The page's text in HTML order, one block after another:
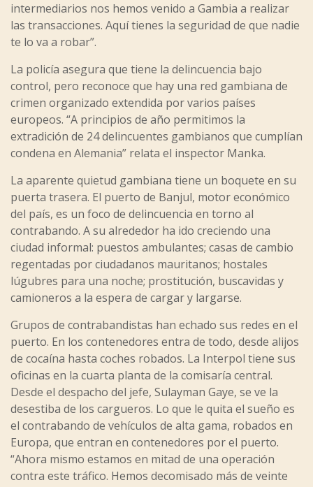
intermediarios nos hemos venido a Gambia a realizar
las transacciones. Aquí tienes la seguridad de que nadie
te lo va a robar”.
La policía asegura que tiene la delincuencia bajo
control, pero reconoce que hay una red gambiana de
crimen organizado extendida por varios países
europeos. “A principios de año permitimos la
extradición de 24 delincuentes gambianos que cumplían
condena en Alemania” relata el inspector Manka.
La aparente quietud gambiana tiene un boquete en su
puerta trasera. El puerto de Banjul, motor económico
del país, es un foco de delincuencia en torno al
contrabando. A su alrededor ha ido creciendo una
ciudad informal: puestos ambulantes; casas de cambio
regentadas por ciudadanos mauritanos; hostales
lúgubres para una noche; prostitución, buscavidas y
camioneros a la espera de cargar y largarse.
Grupos de contrabandistas han echado sus redes en el
puerto. En los contenedores entra de todo, desde alijos
de cocaína hasta coches robados. La Interpol tiene sus
oficinas en la cuarta planta de la comisaría central.
Desde el despacho del jefe, Sulayman Gaye, se ve la
desestiba de los cargueros. Lo que le quita el sueño es
el contrabando de vehículos de alta gama, robados en
Europa, que entran en contenedores por el puerto.
“Ahora mismo estamos en mitad de una operación
contra este tráfico. Hemos decomisado más de veinte